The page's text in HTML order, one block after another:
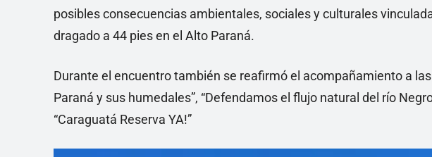
posibles consecuencias ambientales, sociales y culturales
dragado a 44 pies en el Alto Paraná.
Durante el encuentro también se reafirmó el acompañamiento a las
Paraná y sus humedales”, “Defendamos el flujo natural del río
“Caraguatá Reserva YA!”